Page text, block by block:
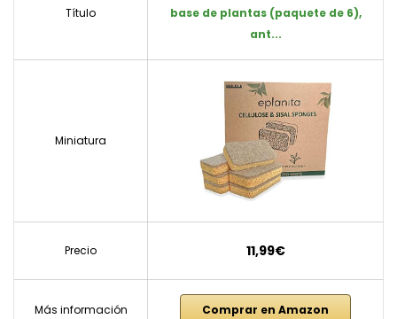
Título
base de plantas (paquete de 6),
ant...
Miniatura
Precio 11,99€
Más información Comprar en Amazon